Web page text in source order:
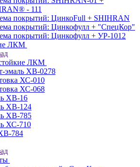
- 111
покрытий: ЦинкоFull + SHIHRAN
покрытий: Цинкофулл + "СпецКор"
покрытий: Цинкофулл + УР-1012
ЛКМ
ЛКМ
эмаль ХВ-0278
ХС-010
ХС-068
ХВ-16
ХВ-124
ХВ-785
ХС-710
784